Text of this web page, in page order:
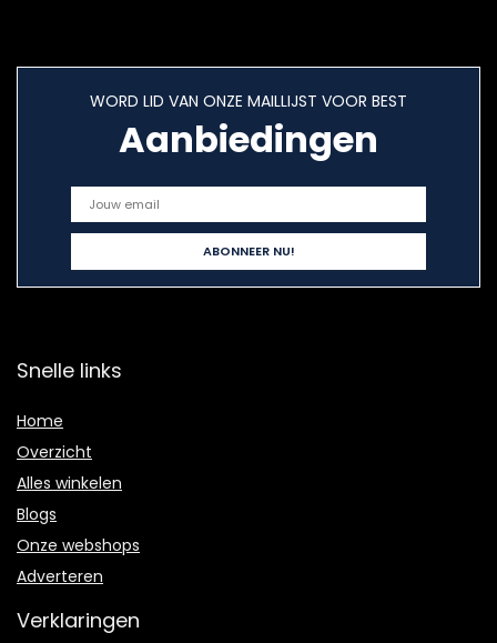
WORD LID VAN ONZE MAILLIJST VOOR BEST
Aanbiedingen
Snelle links
Home
Overzicht
Alles winkelen
Blogs
Onze webshops
Adverteren
Verklaringen